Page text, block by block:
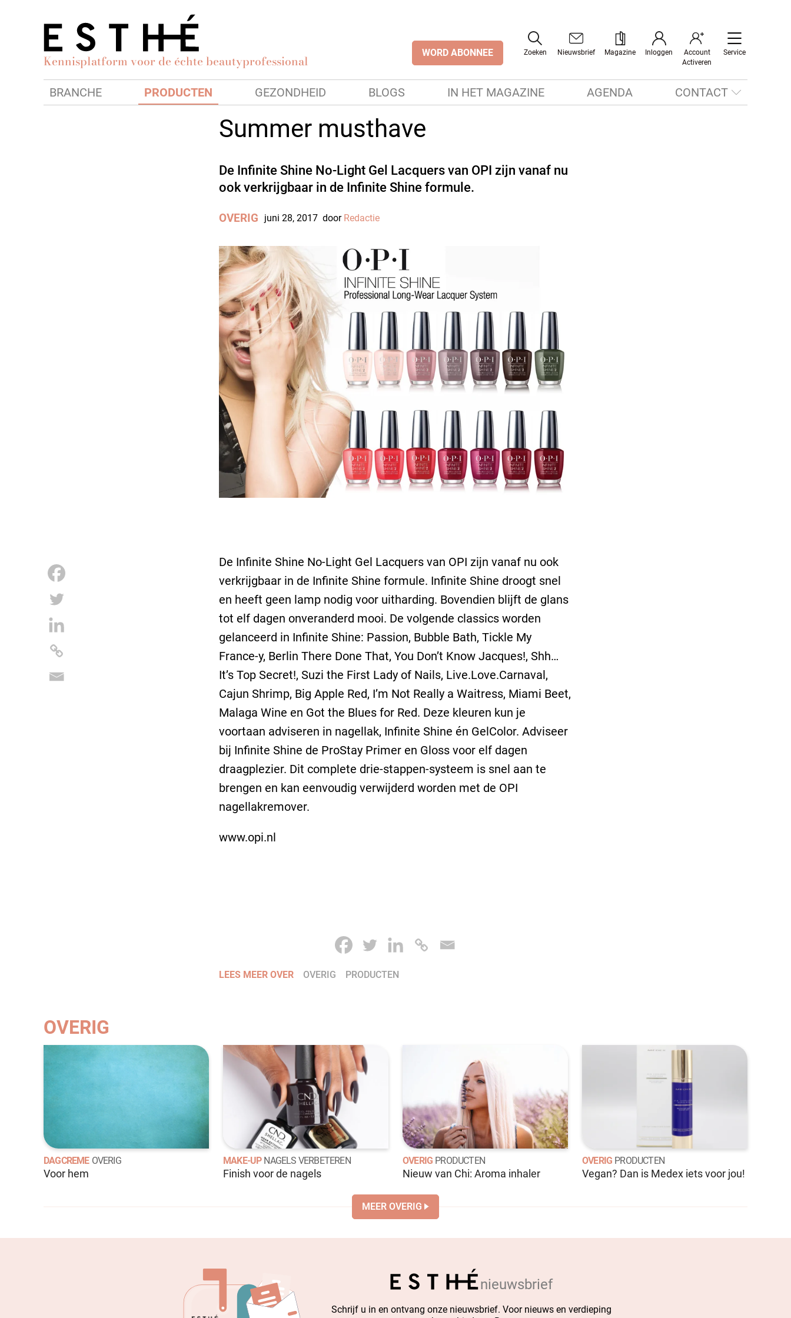
Kennisplatform voor de échte beautyprofessional WORD ABONNEE Zoeken Nieuwsbrief Magazine Inloggen
Account
Activeren
Service
BRANCHE PRODUCTEN GEZONDHEID BLOGS IN HET MAGAZINE AGENDA CONTACT
Summer musthave
De Infinite Shine No-Light Gel Lacquers van OPI zijn vanaf nu
ook verkrijgbaar in de Infinite Shine formule.
OVERIG juni 28, 2017 door Redactie
De Infinite Shine No-Light Gel Lacquers van OPI zijn vanaf nu ook
verkrijgbaar in de Infinite Shine formule. Infinite Shine droogt snel
en heeft geen lamp nodig voor uitharding. Bovendien blijft de glans
tot elf dagen onveranderd mooi. De volgende classics worden
gelanceerd in Infinite Shine: Passion, Bubble Bath, Tickle My
France-y, Berlin There Done That, You Don’t Know Jacques!, Shh…
It’s Top Secret!, Suzi the First Lady of Nails, Live.Love.Carnaval,
Cajun Shrimp, Big Apple Red, I’m Not Really a Waitress, Miami Beet,
Malaga Wine en Got the Blues for Red. Deze kleuren kun je
voortaan adviseren in nagellak, Infinite Shine én GelColor. Adviseer
bij Infinite Shine de ProStay Primer en Gloss voor elf dagen
draagplezier. Dit complete drie-stappen-systeem is snel aan te
brengen en kan eenvoudig verwijderd worden met de OPI
nagellakremover.
www.opi.nl
LEES MEER OVER OVERIG PRODUCTEN
OVERIG
DAGCREME OVERIG
Voor hem
MAKE-UP NAGELS VERBETEREN
Finish voor de nagels
OVERIG PRODUCTEN
Nieuw van Chi: Aroma inhaler
OVERIG PRODUCTEN
Vegan? Dan is Medex iets voor jou!
MEER OVERIG
nieuwsbrief
Schrijf u in en ontvang onze nieuwsbrief. Voor nieuws en verdieping